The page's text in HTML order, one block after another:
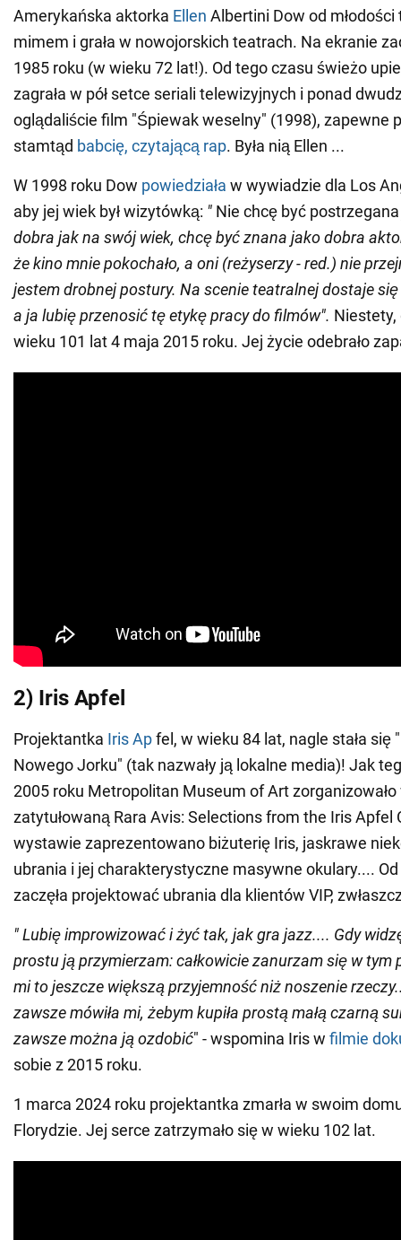
Amerykańska aktorka Ellen Albertini Dow od młodości
mimem i grała w nowojorskich teatrach. Na ekranie
1985 roku (w wieku 72 lat!). Od tego czasu świeżo
zagrała w pół setce seriali telewizyjnych i ponad
oglądaliście film "Śpiewak weselny" (1998), zapewne
stamtąd babcię, czytającą rap. Była nią Ellen ...
W 1998 roku Dow powiedziała w wywiadzie dla Los
aby jej wiek był wizytówką: " Nie chcę być
dobra jak na swój wiek, chcę być znana jako dobra
że kino mnie pokochało, a oni (reżyserzy - red.) nie
jestem drobnej postury. Na scenie teatralnej dostaje
a ja lubię przenosić tę etykę pracy do filmów". Niestety,
wieku 101 lat 4 maja 2015 roku. Jej życie odebrało
2) Iris Apfel
Projektantka Iris Apfel, w wieku 84 lat, nagle stała się
Nowego Jorku" (tak nazwały ją lokalne media)! Jak
2005 roku Metropolitan Museum of Art
zatytułowaną Rara Avis: Selections from the Iris Apfel
wystawie zaprezentowano biżuterię Iris, jaskrawe
ubrania i jej charakterystyczne masywne okulary....
zaczęła projektować ubrania dla klientów VIP,
"Lubię improwizować i żyć tak, jak gra jazz.... Gdy
prostu ją przymierzam: całkowicie zanurzam się w tym
mi to jeszcze większą przyjemność niż noszenie
zawsze mówiła mi, żebym kupiła prostą małą czarną
zawsze można ją ozdobić" - wspomina Iris w filmie
sobie z 2015 roku.
1 marca 2024 roku projektantka zmarła w swoim
Florydzie. Jej serce zatrzymało się w wieku 102 lat.